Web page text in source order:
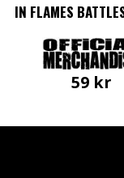
IN FLAMES
59 kr